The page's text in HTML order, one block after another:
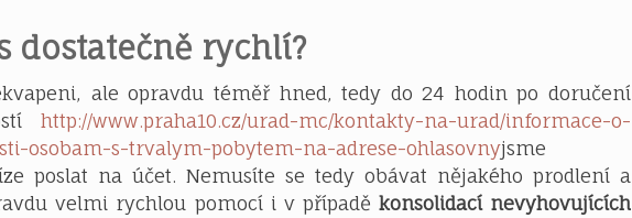
dostatečně rychlí?
ale opravdu téměř hned, tedy do 24 hodin po doručení
http://www.praha10.cz/urad-mc/kontakty-na-urad/informace-o-
osobam-s-trvalym-pobytem-na-adrese-ohlasovnyjsme
poslat na účet. Nemusíte se tedy obávat nějakého prodlení a
velmi rychlou pomocí i v případě konsolidací nevyhovujících